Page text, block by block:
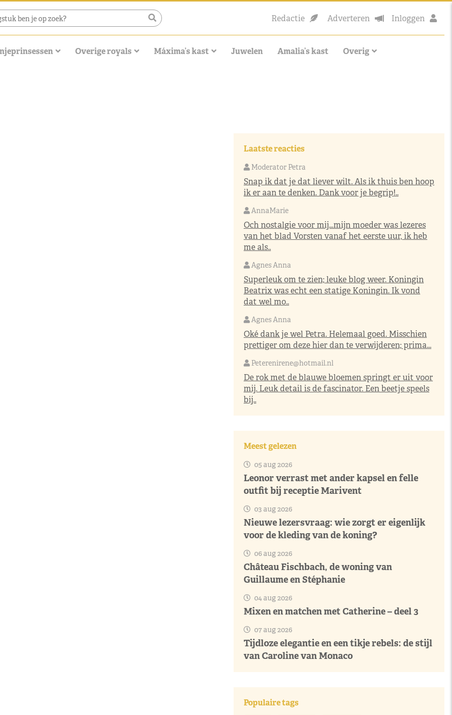
Redactie Adverteren Inloggen
Overige royals Máxima’s kast Juwelen Amalia’s kast Overig
Laatste reacties
Moderator Petra
Snap ik dat je dat liever wilt. Als ik thuis ben hoop
ik er aan te denken. Dank voor je begrip!..
AnnaMarie
Och nostalgie voor mij…mijn moeder was lezeres
van het blad Vorsten vanaf het eerste uur, ik heb
me als..
Agnes Anna
Superleuk om te zien; leuke blog weer. Koningin
Beatrix was echt een statige Koningin. Ik vond
dat wel mo..
Agnes Anna
Oké dank je wel Petra. Helemaal goed. Misschien
prettiger om deze hier dan te verwijderen; prima...
Peterenirene@hotmail.nl
De rok met de blauwe bloemen springt er uit voor
mij. Leuk detail is de fascinator. Een beetje speels
bij..
Meest gelezen
05 aug 2026
Leonor verrast met ander kapsel en felle
outfit bij receptie Marivent
03 aug 2026
Nieuwe lezersvraag: wie zorgt er eigenlijk
voor de kleding van de koning?
06 aug 2026
Château Fischbach, de woning van
Guillaume en Stéphanie
04 aug 2026
Mixen en matchen met Catherine – deel 3
07 aug 2026
Tijdloze elegantie en een tikje rebels: de stijl
van Caroline van Monaco
Populaire tags